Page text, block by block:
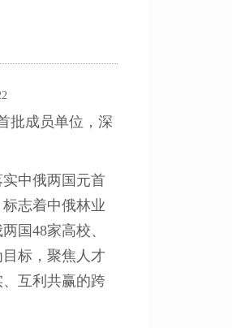
批成员单位，深
中俄两国元首
志着中俄林业
国48家高校、
标，聚焦人才
互利共赢的跨